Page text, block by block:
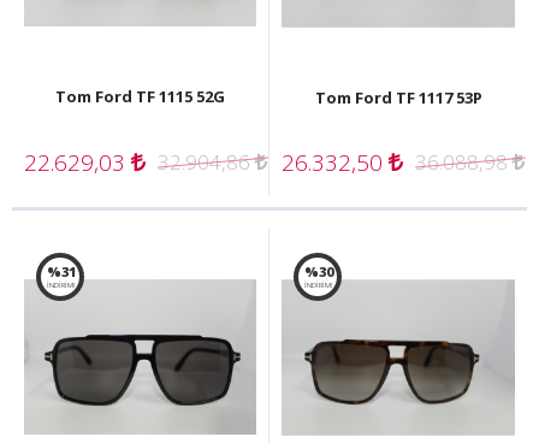
Tom Ford TF 1115 52G
22.629,03 32.904,86
Tom Ford TF 1117 53P
26.332,50 36.088,98
%31
İNDİRİM!
%30
İNDİRİM!